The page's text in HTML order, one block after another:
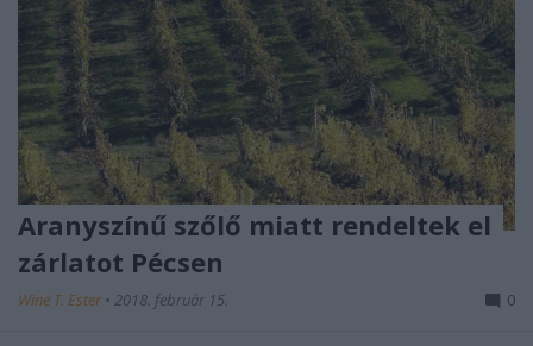
Aranyszínű szőlő miatt rendeltek el
zárlatot Pécsen
Wine T. Ester • 2018. február 15. 0